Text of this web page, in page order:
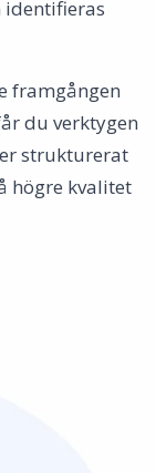
identifieras
framgången
du verktygen
strukturerat
högre kvalitet